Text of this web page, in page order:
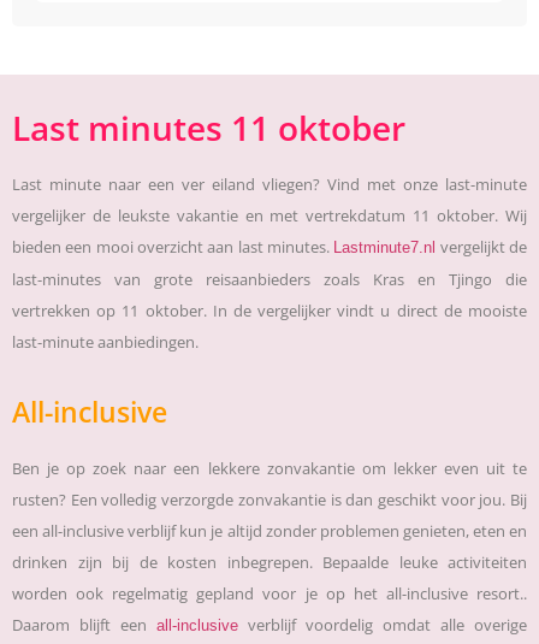
Last minutes 11 oktober
Last minute naar een ver eiland vliegen? Vind met onze last-minute
vergelijker de leukste vakantie en met vertrekdatum 11 oktober. Wij
bieden een mooi overzicht aan last minutes. Lastminute7.nl vergelijkt de
last-minutes van grote reisaanbieders zoals Kras en Tjingo die
vertrekken op 11 oktober. In de vergelijker vindt u direct de mooiste
last-minute aanbiedingen.
All-inclusive
Ben je op zoek naar een lekkere zonvakantie om lekker even uit te
rusten? Een volledig verzorgde zonvakantie is dan geschikt voor jou. Bij
een all-inclusive verblijf kun je altijd zonder problemen genieten, eten en
drinken zijn bij de kosten inbegrepen. Bepaalde leuke activiteiten
worden ook regelmatig gepland voor je op het all-inclusive resort..
Daarom blijft een all-inclusive verblijf voordelig omdat alle overige